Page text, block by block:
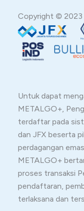
Copyright © 2023
Untuk dapat
METALGO+,
terdaftar pada
dan JFX beserta
perdagangan
METALGO+
proses transaksi
pendaftaran,
terlaksana dan